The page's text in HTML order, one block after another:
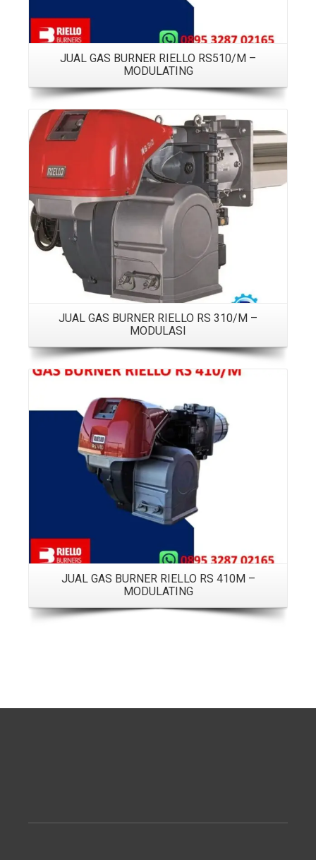
JUAL GAS BURNER RIELLO RS510/M –
MODULATING
Details
JUAL GAS BURNER RIELLO RS 310/M –
MODULASI
Details
JUAL GAS BURNER RIELLO RS 410M –
MODULATING